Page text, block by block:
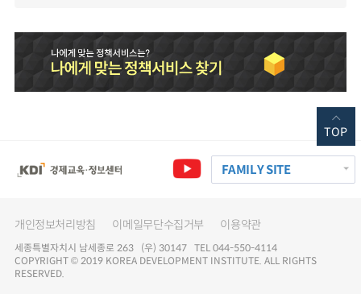
FAMILY SITE
개인정보처리방침 이메일무단수집거부 이용약관
세종특별자치시 남세종로 263 (우) 30147 TEL 044-550-4114
COPYRIGHT © 2019 KOREA DEVELOPMENT INSTITUTE. ALL RIGHTS
RESERVED.
TOP